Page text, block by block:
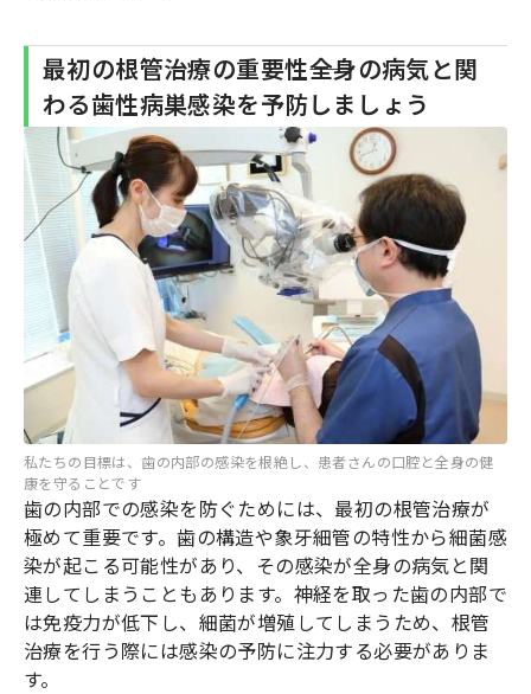
最初の根管治療の重要性――全身の病気と関
わる歯性病巣感染を予防しましょう
私たちの目標は、歯の内部の感染を根絶し、患者さんの口腔と全身の健
康を守ることです
歯の内部での感染を防ぐためには、最初の根管治療が
極めて重要です。歯の構造や象牙細管の特性から細菌感
染が起こる可能性があり、その感染が全身の病気と関
連してしまうこともあります。神経を取った歯の内部で
は免疫力が低下し、細菌が増殖してしまうため、根管
治療を行う際には感染の予防に注力する必要がありま
す。